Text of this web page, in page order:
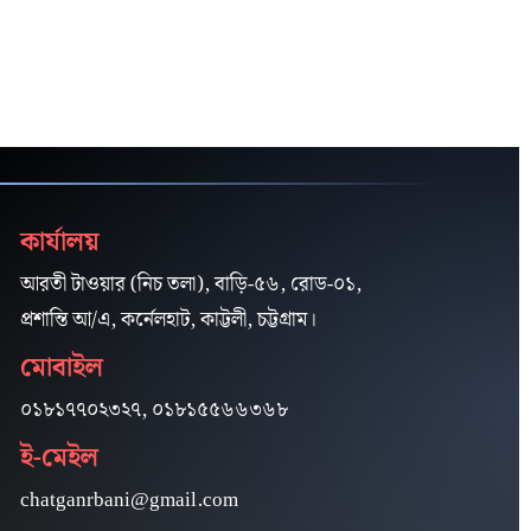
কার্যালয়
আরতী টাওয়ার (নিচ তলা), বাড়ি-৫৬, রোড-০১,
প্রশান্তি আ/এ, কর্নেলহাট, কাট্টলী, চট্টগ্রাম।
মোবাইল
০১৮১৭৭০২৩২৭, ০১৮১৫৫৬৬৩৬৮
ই-মেইল
chatganrbani@gmail.com